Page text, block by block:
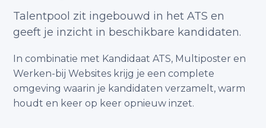
Talentpool zit ingebouwd in het ATS en
geeft je inzicht in beschikbare kandidaten.
In combinatie met Kandidaat ATS, Multiposter en
Werken-bij Websites krijg je een complete
omgeving waarin je kandidaten verzamelt, warm
houdt en keer op keer opnieuw inzet.